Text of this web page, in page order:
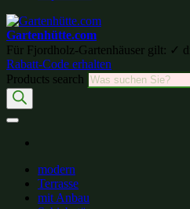
Gartenhütte.com
Für Fjordholz-Gartenhäuser gilt: ✓
Rabatt-Code erhalten
Products search
modern
Terrasse
mit Anbau